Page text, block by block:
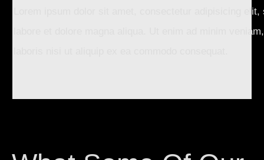
Lorem ipsum dolor sit amet, consectetur adipisicing
labore et dolore magna aliqua. Ut enim ad minim